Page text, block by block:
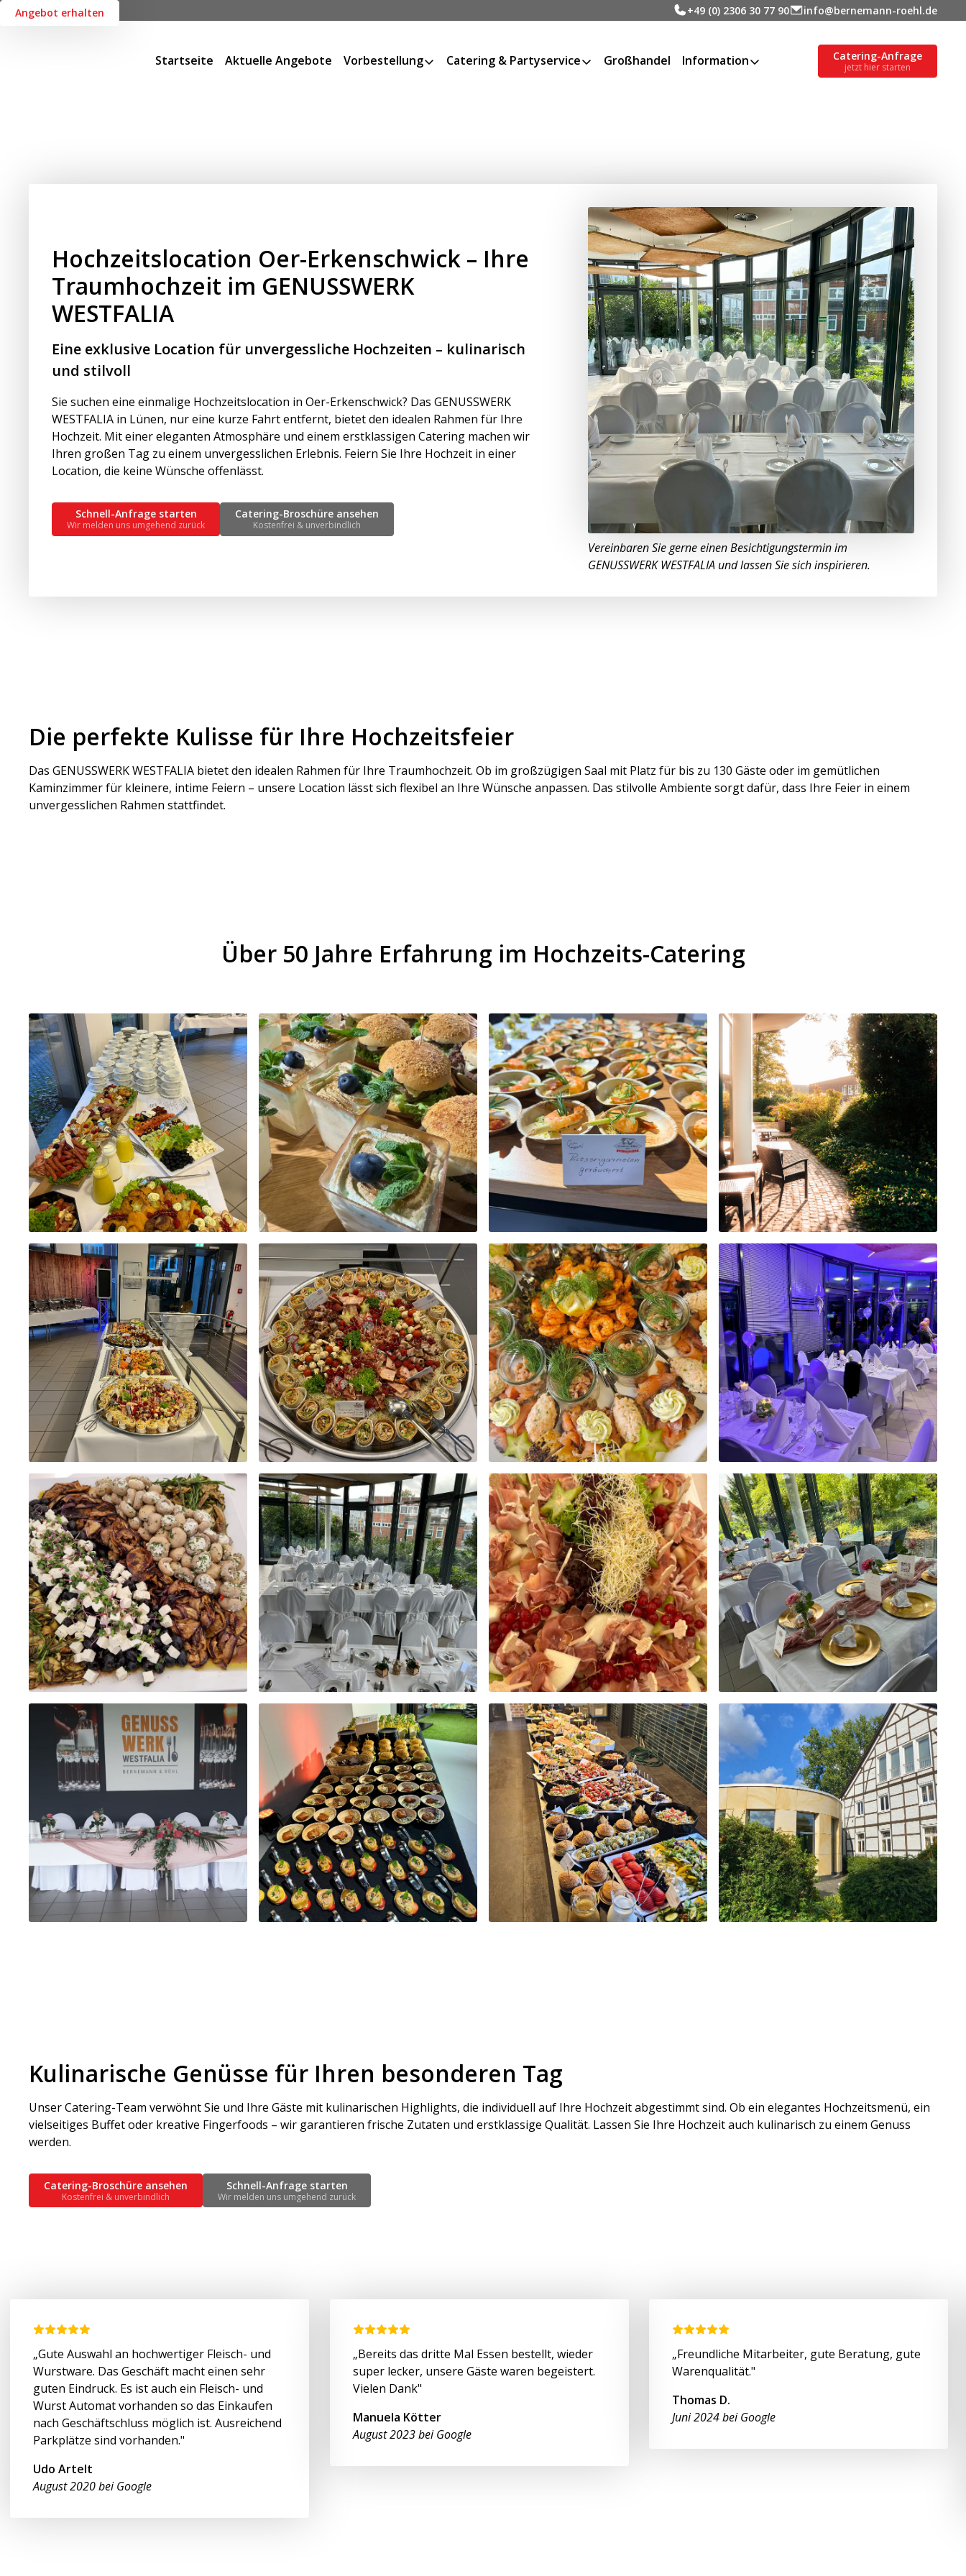
+49 (0) 2306 30 77 90 info@bernemann-roehl.de
Startseite Aktuelle Angebote Vorbestellung Catering & Partyservice Großhandel Information Catering-Anfrage
jetzt hier starten
Angebot erhalten
Hochzeitslocation Oer-Erkenschwick – Ihre
Traumhochzeit im GENUSSWERK
WESTFALIA
Eine exklusive Location für unvergessliche Hochzeiten – kulinarisch
und stilvoll
Sie suchen eine einmalige Hochzeitslocation in Oer-Erkenschwick? Das GENUSSWERK
WESTFALIA in Lünen, nur eine kurze Fahrt entfernt, bietet den idealen Rahmen für Ihre
Hochzeit. Mit einer eleganten Atmosphäre und einem erstklassigen Catering machen wir
Ihren großen Tag zu einem unvergesslichen Erlebnis. Feiern Sie Ihre Hochzeit in einer
Location, die keine Wünsche offenlässt.
Schnell-Anfrage starten
Wir melden uns umgehend zurück
Catering-Broschüre ansehen
Kostenfrei & unverbindlich
Vereinbaren Sie gerne einen Besichtigungstermin im
GENUSSWERK WESTFALIA und lassen Sie sich inspirieren.
Die perfekte Kulisse für Ihre Hochzeitsfeier
Das GENUSSWERK WESTFALIA bietet den idealen Rahmen für Ihre Traumhochzeit. Ob im großzügigen Saal mit Platz für bis zu 130 Gäste oder im gemütlichen
Kaminzimmer für kleinere, intime Feiern – unsere Location lässt sich flexibel an Ihre Wünsche anpassen. Das stilvolle Ambiente sorgt dafür, dass Ihre Feier in einem
unvergesslichen Rahmen stattfindet.
Über 50 Jahre Erfahrung im Hochzeits-Catering
Kulinarische Genüsse für Ihren besonderen Tag
Unser Catering-Team verwöhnt Sie und Ihre Gäste mit kulinarischen Highlights, die individuell auf Ihre Hochzeit abgestimmt sind. Ob ein elegantes Hochzeitsmenü, ein
vielseitiges Buffet oder kreative Fingerfoods – wir garantieren frische Zutaten und erstklassige Qualität. Lassen Sie Ihre Hochzeit auch kulinarisch zu einem Genuss
werden.
Catering-Broschüre ansehen
Kostenfrei & unverbindlich
Schnell-Anfrage starten
Wir melden uns umgehend zurück
„Gute Auswahl an hochwertiger Fleisch- und
Wurstware. Das Geschäft macht einen sehr
guten Eindruck. Es ist auch ein Fleisch- und
Wurst Automat vorhanden so das Einkaufen
nach Geschäftschluss möglich ist. Ausreichend
Parkplätze sind vorhanden."
Udo Artelt
August 2020 bei Google
„Bereits das dritte Mal Essen bestellt, wieder
super lecker, unsere Gäste waren begeistert.
Vielen Dank"
Manuela Kötter
August 2023 bei Google
„Freundliche Mitarbeiter, gute Beratung, gute
Warenqualität."
Thomas D.
Juni 2024 bei Google